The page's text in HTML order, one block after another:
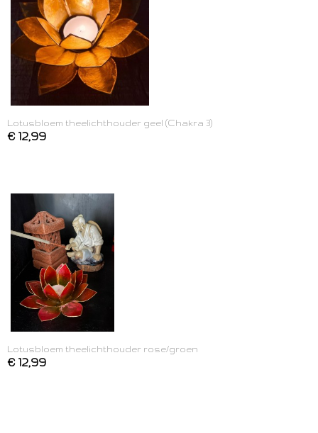
Lotusbloem theelichthouder geel (Chakra 3)
€ 12,99
Lotusbloem theelichthouder rose/groen
€ 12,99